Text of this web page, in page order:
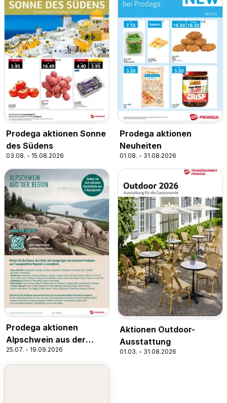
Prodega aktionen Sonne
des Südens
03.08. - 15.08.2026
Prodega aktionen
Neuheiten
01.08. - 31.08.2026
Prodega aktionen
Alpschwein aus der
Region
25.07. - 19.09.2026
Aktionen Outdoor-
Ausstattung
01.03. - 31.08.2026